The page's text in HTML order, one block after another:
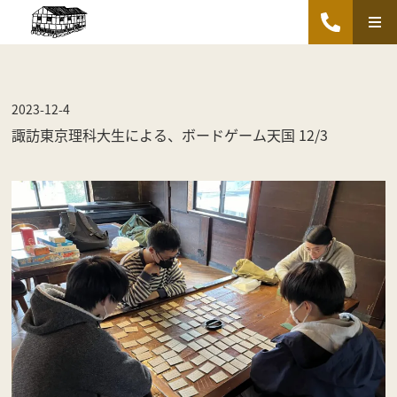
2023-12-4
諏訪東京理科大生による、ボードゲーム天国 12/3